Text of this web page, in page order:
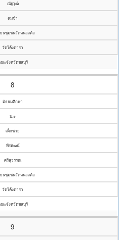
ณัฐวุฒิ
คมขำ
ยนชุมชนวัดหนองค้อ
วัดโค้งดารา
ะจังหวัดชลบุรี
8
มัธยมศึกษา
ม.๑
เด็กชาย
พีรพัฒน์
ศรีสุวรรณ
ยนชุมชนวัดหนองค้อ
วัดโค้งดารา
ะจังหวัดชลบุรี
9